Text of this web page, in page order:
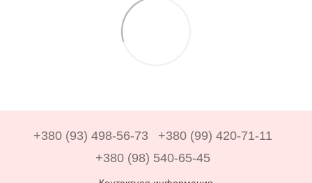
+380 (93) 498-56-73
+380 (99) 420-71-11
+380 (98) 540-65-45